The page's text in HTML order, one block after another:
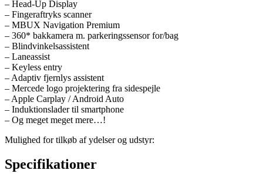
– Head-Up Display
– Fingeraftryks scanner
– MBUX Navigation Premium
– 360* bakkamera m. parkeringssensor for/bag
– Blindvinkelsassistent
– Laneassist
– Keyless entry
– Adaptiv fjernlys assistent
– Mercede logo projektering fra sidespejle
– Apple Carplay / Android Auto
– Induktionslader til smartphone
– Og meget meget mere…!
Mulighed for tilkøb af ydelser og udstyr:
– Mulighed for tilkøb af LOOAD ladeløsning inkl. ladeboks
– Mulighed for tilkøb af vinterhjul på alufælge.
Specifikationer